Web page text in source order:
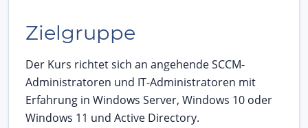
Zielgruppe
Der Kurs richtet sich an angehende SCCM-
Administratoren und IT-Administratoren mit
Erfahrung in Windows Server, Windows 10 oder
Windows 11 und Active Directory.